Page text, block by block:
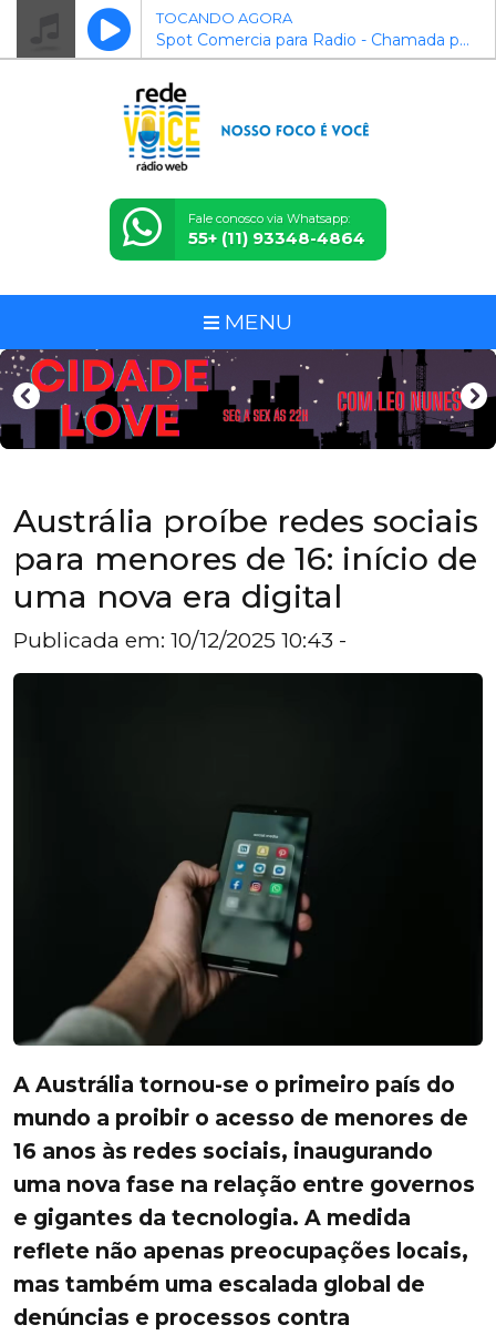
TOCANDO AGORA
Spot Comercia para Radio - Chamada para Parceria
Fale conosco via Whatsapp:
55+ (11) 93348-4864
MENU
Austrália proíbe redes sociais
para menores de 16: início de
uma nova era digital
Publicada em: 10/12/2025 10:43 -
A Austrália tornou-se o primeiro país do
mundo a proibir o acesso de menores de
16 anos às redes sociais, inaugurando
uma nova fase na relação entre governos
e gigantes da tecnologia. A medida
reflete não apenas preocupações locais,
mas também uma escalada global de
denúncias e processos contra